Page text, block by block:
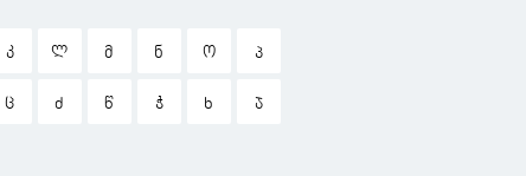
Კ Ლ Მ Ნ Ო Პ
Ც Ძ Წ Ჭ Ხ Ჯ